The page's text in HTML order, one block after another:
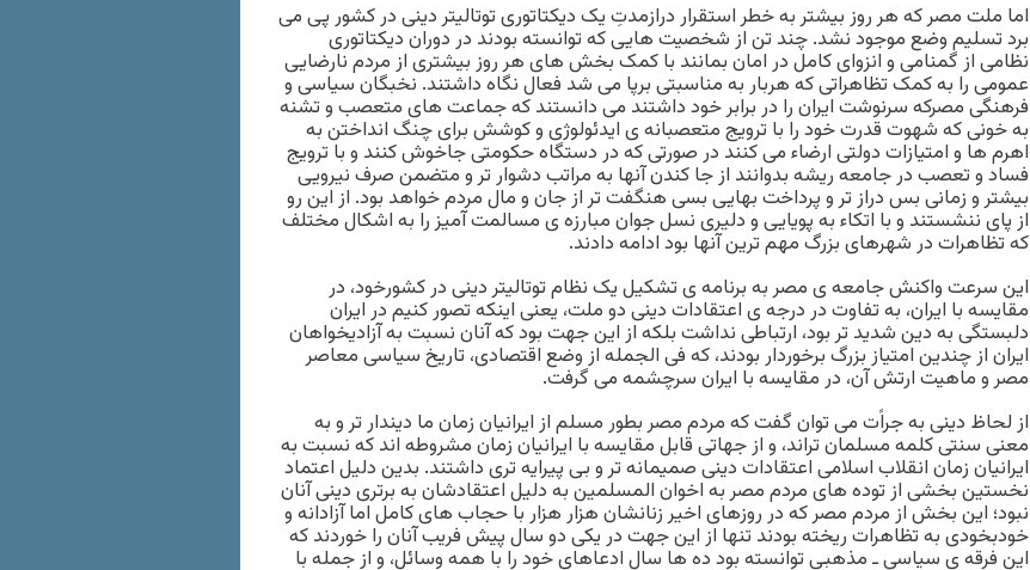
اما ملت مصر که هر روز بیشتر به خطر استقرار درازمدتِ یک دیکتاتوری توتالیتر دینی در کشور پی می
برد تسلیم وضع موجود نشد. چند تن از شخصیت هایی که توانسته بودند در دوران دیکتاتوری
نظامی از گمنامی و انزوای کامل در امان بمانند با کمک بخش های هر روز بیشتری از مردم نارضایی
عمومی را به کمک تظاهراتی که هربار به مناسبتی برپا می شد فعال نگاه داشتند. نخبگان سیاسی و
فرهنگی مصرکه سرنوشت ایران را در برابر خود داشتند می دانستند که جماعت های متعصب و تشنه
به خونی که شهوت قدرت خود را با ترویج متعصبانه ی ایدئولوژی و کوشش برای چنگ انداختن به
اهرم ها و امتیازات دولتی ارضاء می کنند در صورتی که در دستگاه حکومتی جاخوش کنند و با ترویج
فساد و تعصب در جامعه ریشه بدوانند از جا کندن آنها به مراتب دشوار تر و متضمن صرف نیرویی
بیشتر و زمانی بس دراز تر و پرداخت بهایی بسی هنگفت تر از جان و مال مردم خواهد بود. از این رو
از پای ننشستند و با اتکاء به پویایی و دلیری نسل جوان مبارزه ی مسالمت آمیز را به اشکال مختلف
که تظاهرات در شهرهای بزرگ مهم ترین آنها بود ادامه دادند.
این سرعت واکنش جامعه ی مصر به برنامه ی تشکیل یک نظام توتالیتر دینی در کشورخود، در
مقایسه با ایران، به تفاوت در درجه ی اعتقادات دینی دو ملت، یعنی اینکه تصور کنیم در ایران
دلبستگی به دین شدید تر بود، ارتباطی نداشت بلکه از این جهت بود که آنان نسبت به آزادیخواهان
ایران از چندین امتیاز بزرگ برخوردار بودند، که فی الجمله از وضع اقتصادی، تاریخ سیاسی معاصر
مصر و ماهیت ارتش آن، در مقایسه با ایران سرچشمه می گرفت.
از لحاظ دینی به جراًت می توان گفت که مردم مصر بطور مسلم از ایرانیان زمان ما دیندار تر و به
معنی سنتی کلمه مسلمان تراند، و از جهاتی قابل مقایسه با ایرانیان زمان مشروطه اند که نسبت به
ایرانیان زمان انقلاب اسلامی اعتقادات دینی صمیمانه تر و بی پیرایه تری داشتند. بدین دلیل اعتماد
نخستین بخشی از توده های مردم مصر به اخوان المسلمین به دلیل اعتقادشان به برتری دینی آنان
نبود؛ این بخش از مردم مصر که در روزهای اخیر زنانشان هزار هزار با حجاب های کامل اما آزادانه و
خودبخودی به تظاهرات ریخته بودند تنها از این جهت در یکی دو سال پیش فریب آنان را خوردند که
این فرقه ی سیاسی ـ مذهبی توانسته بود ده ها سال ادعاهای خود را با همه وسائل، و از جمله با